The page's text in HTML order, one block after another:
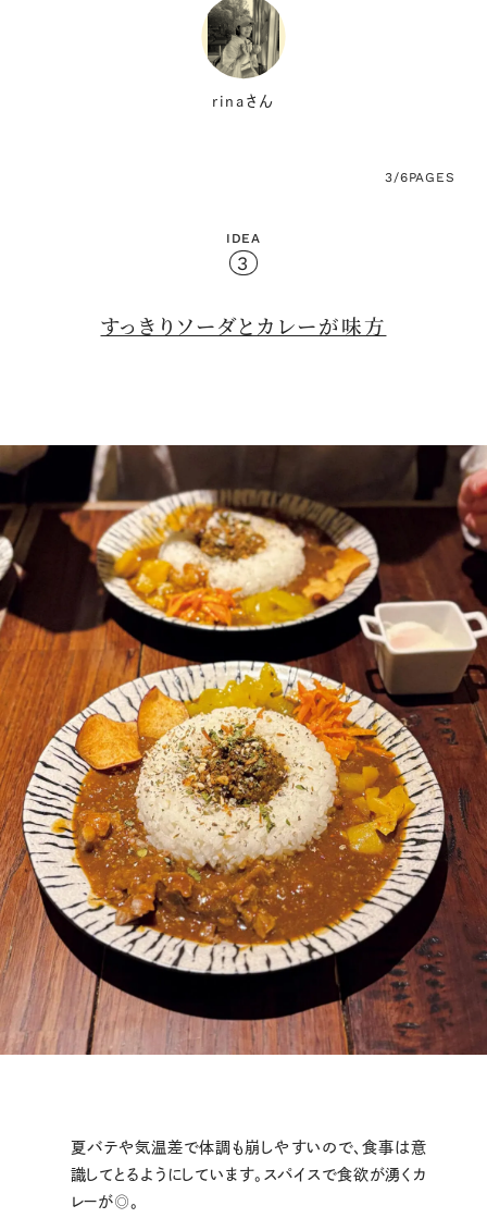
rinaさん
3/6PAGES
IDEA
3
すっきりソーダとカレーが味方
夏バテや気温差で体調も崩しやすいので、食事は意
識してとるようにしています。スパイスで食欲が湧くカ
レーが◎。